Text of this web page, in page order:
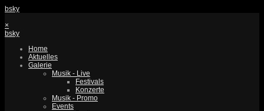
bsky
×
bsky
Home
Aktuelles
Galerie
Musik - Live
Festivals
Konzerte
Musik - Promo
Events